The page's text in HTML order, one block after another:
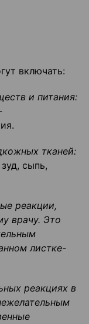
включать:
и питания:
тканей:
сыпь,
реакции,
врачу. Это
листке-
реакциях в